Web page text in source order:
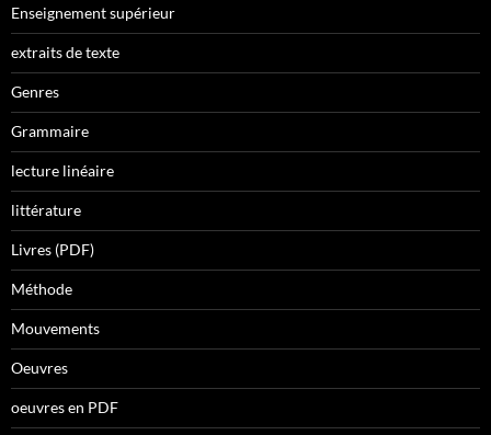
Enseignement supérieur
extraits de texte
Genres
Grammaire
lecture linéaire
littérature
Livres (PDF)
Méthode
Mouvements
Oeuvres
oeuvres en PDF